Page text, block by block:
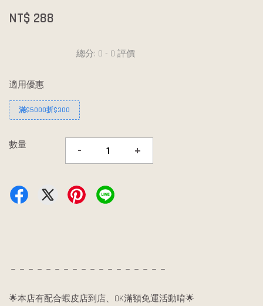
NT$ 288
總分: 0 - 0 評價
適用優惠
滿$5000折$300
數量 - +
－－－－－－－－－－－－－－－－－－
🌟本店有配合蝦皮店到店、OK滿額免運活動唷🌟